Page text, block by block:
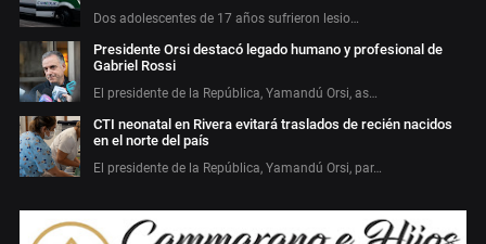
Dos adolescentes de 17 años sufrieron lesio…
Presidente Orsi destacó legado humano y profesional de
Gabriel Rossi
El presidente de la República, Yamandú Orsi, as…
CTI neonatal en Rivera evitará traslados de recién nacidos
en el norte del país
El presidente de la República, Yamandú Orsi, par…